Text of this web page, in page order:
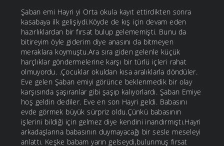
Şaban emi Hayri yi Orta okula kayıt ettirdikten sonra
kasabaya ilk gelişiydi.Köyde de kış için devam eden
hazırlıklardan bir fırsat bulup gelememişti. Bunu da
bitireyim öyle giderim diye anasını da bitmeyen
meraklara koymuştu.Ara sıra giden gelenle küçük
harçlıklar göndermelerine karşı bir türlü içleri rahat
olmuyordu. .Çocuklar okuldan kısa aralıklarla döndüler.
Eve gelen Şaban emiyi görünce beklenmedik bir olay
karşısında şaşıranlar gibi şaşıp kalıyorlardı. Şaban Emiye
hoş geldin dediler. Eve en son Hayri geldi. Babasını
evde görmek büyük sürpriz oldu.Çünkü babasının
işlerini bildiği için gelmez diye kendini inandırmıştı.Hayri
arkadaşlarına babasının duymayacağı bir sesle meseleyi
anlattı. Keşke babam yarın gelseydi,bulunmuş fırsat